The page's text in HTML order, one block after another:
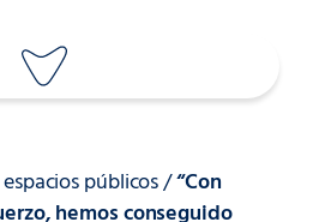
públicos/“Con
hemos conseguido